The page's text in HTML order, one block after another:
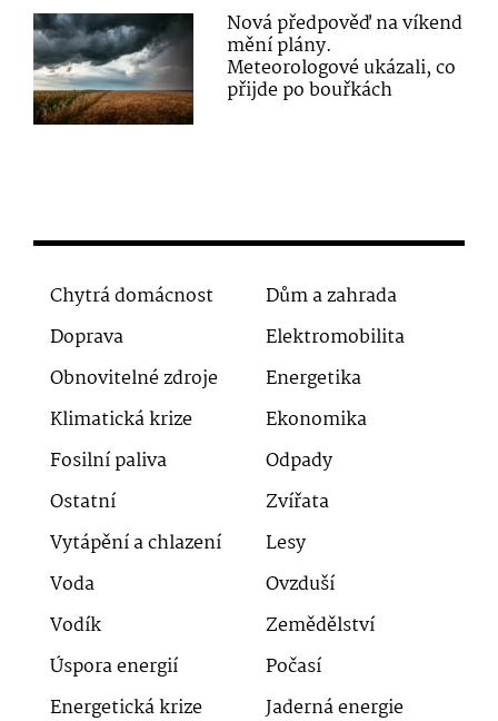
Nová předpověď na víkend
mění plány.
Meteorologové ukázali, co
přijde po bouřkách
Chytrá domácnost
Dům a zahrada
Doprava
Elektromobilita
Obnovitelné zdroje
Energetika
Klimatická krize
Ekonomika
Fosilní paliva
Odpady
Ostatní
Zvířata
Vytápění a chlazení
Lesy
Voda
Ovzduší
Vodík
Zemědělství
Úspora energií
Počasí
Energetická krize
Jaderná energie